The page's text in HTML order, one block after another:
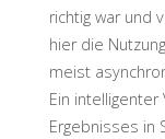
richtig war und
hier die
meist
Ein
Ergebnisses in